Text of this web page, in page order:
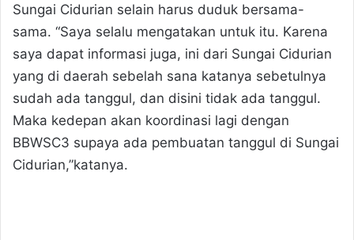
Sungai Cidurian selain harus duduk bersama-
sama. “Saya selalu mengatakan untuk itu. Karena
saya dapat informasi juga, ini dari Sungai Cidurian
yang di daerah sebelah sana katanya sebetulnya
sudah ada tanggul, dan disini tidak ada tanggul.
Maka kedepan akan koordinasi lagi dengan
BBWSC3 supaya ada pembuatan tanggul di Sungai
Cidurian,”katanya.